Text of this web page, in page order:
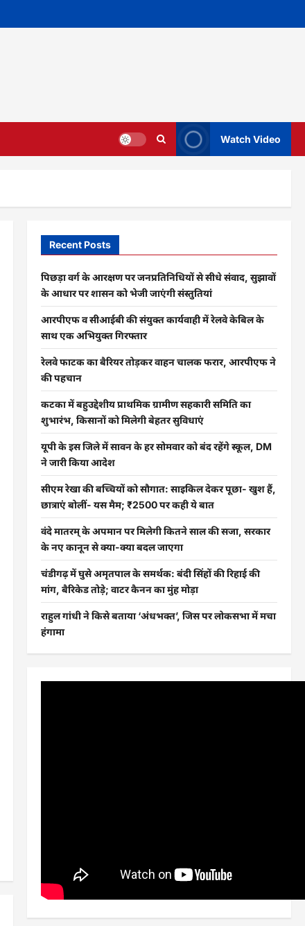
Watch Video
Recent Posts
पिछड़ा वर्ग के आरक्षण पर जनप्रतिनिधियों से सीधे संवाद, सुझावों
के आधार पर शासन को भेजी जाएंगी संस्तुतियां
आरपीएफ व सीआईबी की संयुक्त कार्यवाही में रेलवे केबिल के
साथ एक अभियुक्त गिरफ्तार
रेलवे फाटक का बैरियर तोड़कर वाहन चालक फरार, आरपीएफ ने
की पहचान
कटका में बहुउद्देशीय प्राथमिक ग्रामीण सहकारी समिति का
शुभारंभ, किसानों को मिलेगी बेहतर सुविधाएं
यूपी के इस जिले में सावन के हर सोमवार को बंद रहेंगे स्कूल, DM
ने जारी किया आदेश
सीएम रेखा की बच्चियों को सौगात: साइकिल देकर पूछा- खुश हैं,
छात्राएं बोलीं- यस मैम; ₹2500 पर कही ये बात
वंदे मातरम् के अपमान पर मिलेगी कितने साल की सजा, सरकार
के नए कानून से क्या-क्या बदल जाएगा
चंडीगढ़ में घुसे अमृतपाल के समर्थक: बंदी सिंहों की रिहाई की
मांग, बैरिकेड तोड़े; वाटर कैनन का मुंह मोड़ा
राहुल गांधी ने किसे बताया ‘अंधभक्त’, जिस पर लोकसभा में मचा
हंगामा